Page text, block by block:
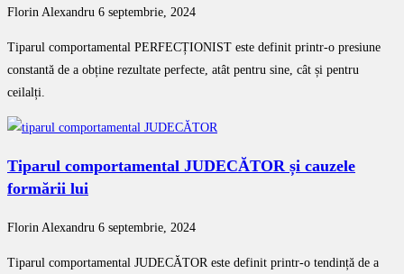
Florin Alexandru 6 septembrie, 2024
Tiparul comportamental PERFECȚIONIST este definit printr-o presiune
constantă de a obține rezultate perfecte, atât pentru sine, cât și pentru
ceilalți.
Tiparul comportamental JUDECĂTOR și cauzele
formării lui
Florin Alexandru 6 septembrie, 2024
Tiparul comportamental JUDECĂTOR este definit printr-o tendință de a